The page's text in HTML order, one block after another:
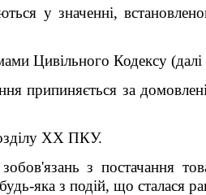
у значенні,
Цивільного Кодексу
припиняється за
XX ПКУ.
з постачання
яка з подій, що сталася